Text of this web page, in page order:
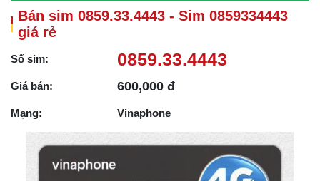
Bán sim 0859.33.4443 - Sim 0859334443
giá rẻ
Số sim: 0859.33.4443
Giá bán: 600,000 đ
Mạng: Vinaphone